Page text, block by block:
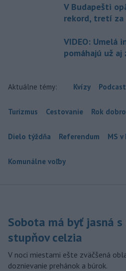
V Budapešti
rekord, tretí
VIDEO: Umelá
pomáhajú už aj
Aktuálne témy: Kvízy
Turizmus Cestovanie Rok
Dielo týždňa Referendum MS
Komunálne voľby
Sobota má byť jasná
stupňov celzia
V noci miestami ešte zväčšená
doznievanie prehánok a búrok.